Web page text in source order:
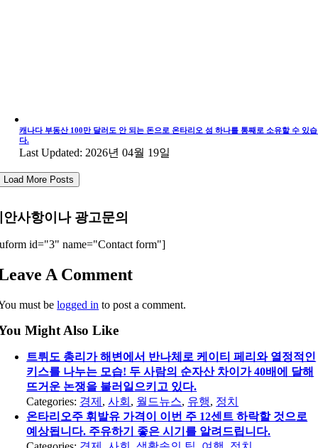
캐나다 부동산 100만 달러도 안 되는 돈으로 온타리오 섬 하나를 통째로 소유할 수 있
다.
Last Updated: 2026년 04월 19일
Load More Posts
안사항이나 광고문의
id="3" name="Contact form"]
A Comment
must belogged in to post a comment.
Might Also Like
트뤼도 총리가 해변에서 반나체로 케이티 페리와 열정적인
키스를 나누는 모습! 두 사람의 순자산 차이가 40배에 달해
뜨거운 논쟁을 불러일으키고 있다.
Categories: 경제 ,사회 , 월드뉴스, 유행, 정치
온타리오주 휘발유 가격이 이번 주 12센트 하락할 것으로
예상됩니다. 주유하기 좋은 시기를 알려드립니다.